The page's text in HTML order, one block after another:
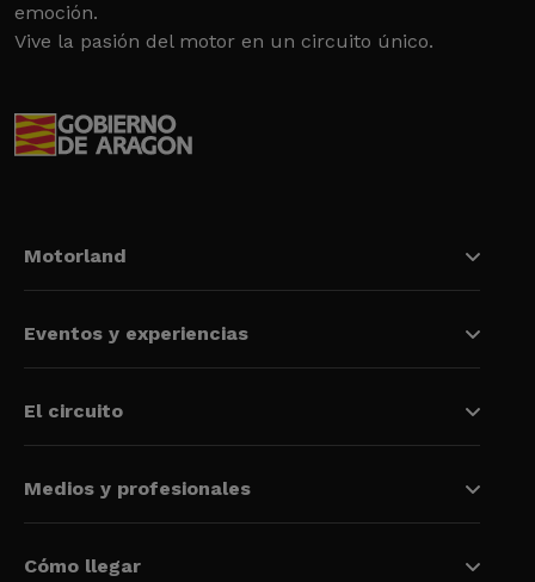
emoción.
Vive la pasión del motor en un circuito único.
Motorland
Eventos y experiencias
El circuito
Medios y profesionales
Cómo llegar